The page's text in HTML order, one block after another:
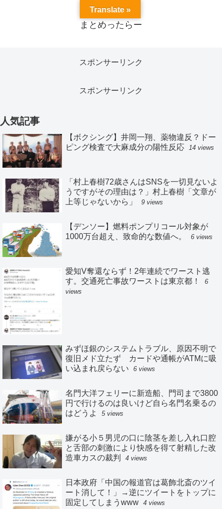
まとめったらー
スポンサーリンク
スポンサーリンク
人気記事
【ボクシング】井岡一翔、薬物違反？ドー
ピング検査で大麻成分の陽性反応
14 views
「村上春樹72歳さんはSNSを一切見ないよ
うですがその理由は？」村上春樹「文章が
上等じゃないから」
9 views
【デンソー】燃料ポンプリコール対象が
1000万台超え、致命的な数値へ。
6 views
愛知V奪還ならず！2年連続でワースト逃
す。交通死亡事故ワーストは東京都！
6
views
みずほ銀のシステムトラブル、原因不明で
復旧メド立たず カードや通帳がATMに吸
い込まれ戻らない
6 views
名門大洋フェリーに新造船、門司まで3800
円で行けるのは良いけど自ら名門名乗るの
はどうよ
5 views
嫌がる小５男児の口に陰茎を差し入れ口腔
と舌部の刺激により快感を得て射精した改
造車カスの裁判
4 views
日本政府「中国の報道官は葛飾北斎のツイ
ート消して！」→逆にツイートをトップに
固定してしまうwww 4 views
Translate »